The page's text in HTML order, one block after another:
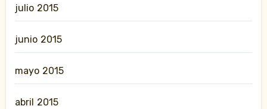
julio 2015
junio 2015
mayo 2015
abril 2015